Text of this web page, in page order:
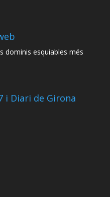
dominis esquiables més
i Diari de Girona